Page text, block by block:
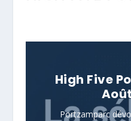
High Five
Portzamparc